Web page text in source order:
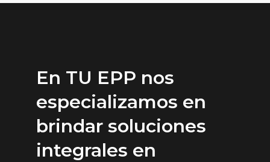
En TU EPP nos
especializamos en
brindar soluciones
integrales en